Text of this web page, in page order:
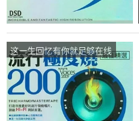
这一生回忆有你就足够在线
听(原唱是关泽楠)，天山雪
莲（暂退）演唱点播:59次